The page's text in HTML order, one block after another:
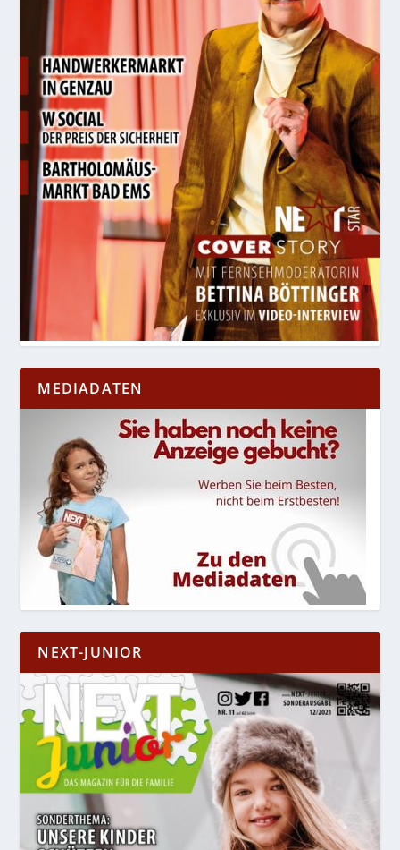
MEDIADATEN
NEXT-JUNIOR